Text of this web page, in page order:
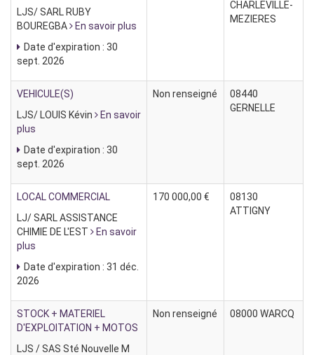
LJS/ SARL RUBY
BOUREGBA
En savoir plus
Date d'expiration : 30
sept. 2026
CHARLEVILLE-
MEZIERES
VEHICULE(S)
LJS/ LOUIS Kévin
En savoir
plus
Date d'expiration : 30
sept. 2026
Non renseigné
08440
GERNELLE
LOCAL COMMERCIAL
LJ/ SARL ASSISTANCE
CHIMIE DE L'EST
En savoir
plus
Date d'expiration : 31 déc.
2026
170 000,00 €
08130
ATTIGNY
STOCK + MATERIEL
D'EXPLOITATION + MOTOS
LJS / SAS Sté Nouvelle M
Non renseigné 08000 WARCQ